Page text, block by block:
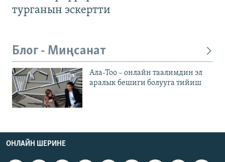
турганын эскертти
Блог - Миңсанат
Ала-Тоо – онлайн таалимдин эл
аралык бешиги болууга тийиш
ОНЛАЙН ШЕРИНЕ